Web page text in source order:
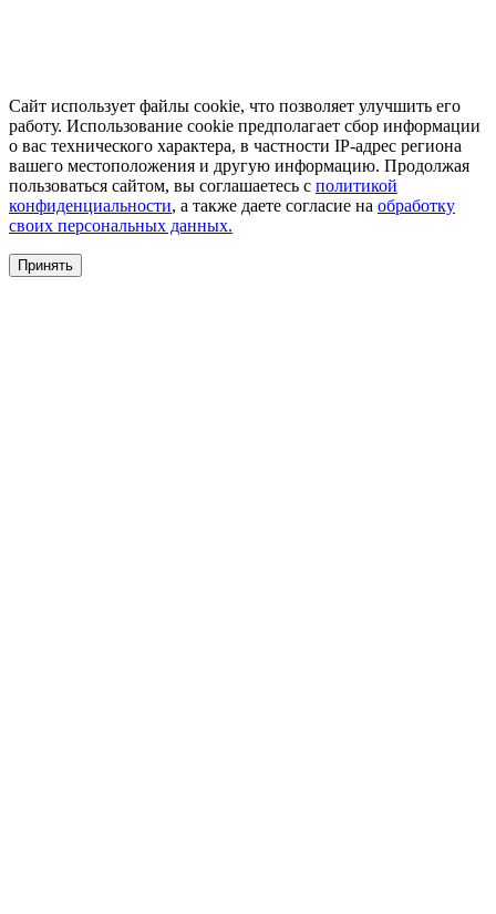
Сайт использует файлы cookie, что позволяет улучшить его
работу. Использование cookie предполагает сбор информации
о вас технического характера, в частности IP-адрес региона
вашего местоположения и другую информацию. Продолжая
пользоваться сайтом, вы соглашаетесь с политикой
конфиденциальности, а также даете согласие на обработку
своих персональных данных.
Принять